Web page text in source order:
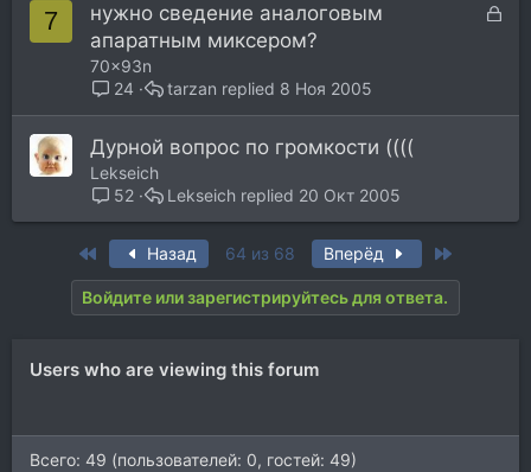
т
7
З
ы
нужно сведение аналоговым
апаратным миксером?
70x93n
24
8 Ноя 2005
tarzan
Дурной вопрос по громкости ((((
Lekseich
52
20 Окт 2005
Lekseich
First Назад 64 из 68 Вперёд
Войдите или зарегистрируйтесь для ответа.
Users who are viewing this forum
Всего: 49 (пользователей: 0, гостей: 49)